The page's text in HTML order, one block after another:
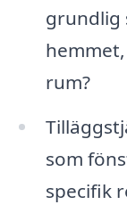
grundlig
rum?
som
specifik